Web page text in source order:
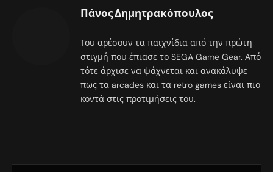
Πάνος Δημητρακόπουλος
Του αρέσουν τα παιχνίδια από την πρώτη
στιγμή που έπιασε το SEGA Game Gear. Από
τότε άρχισε να ψάχνεται και ανακάλυψε
πως τα arcades και τα retro games είναι πιο
κοντά στις προτιμήσεις του.